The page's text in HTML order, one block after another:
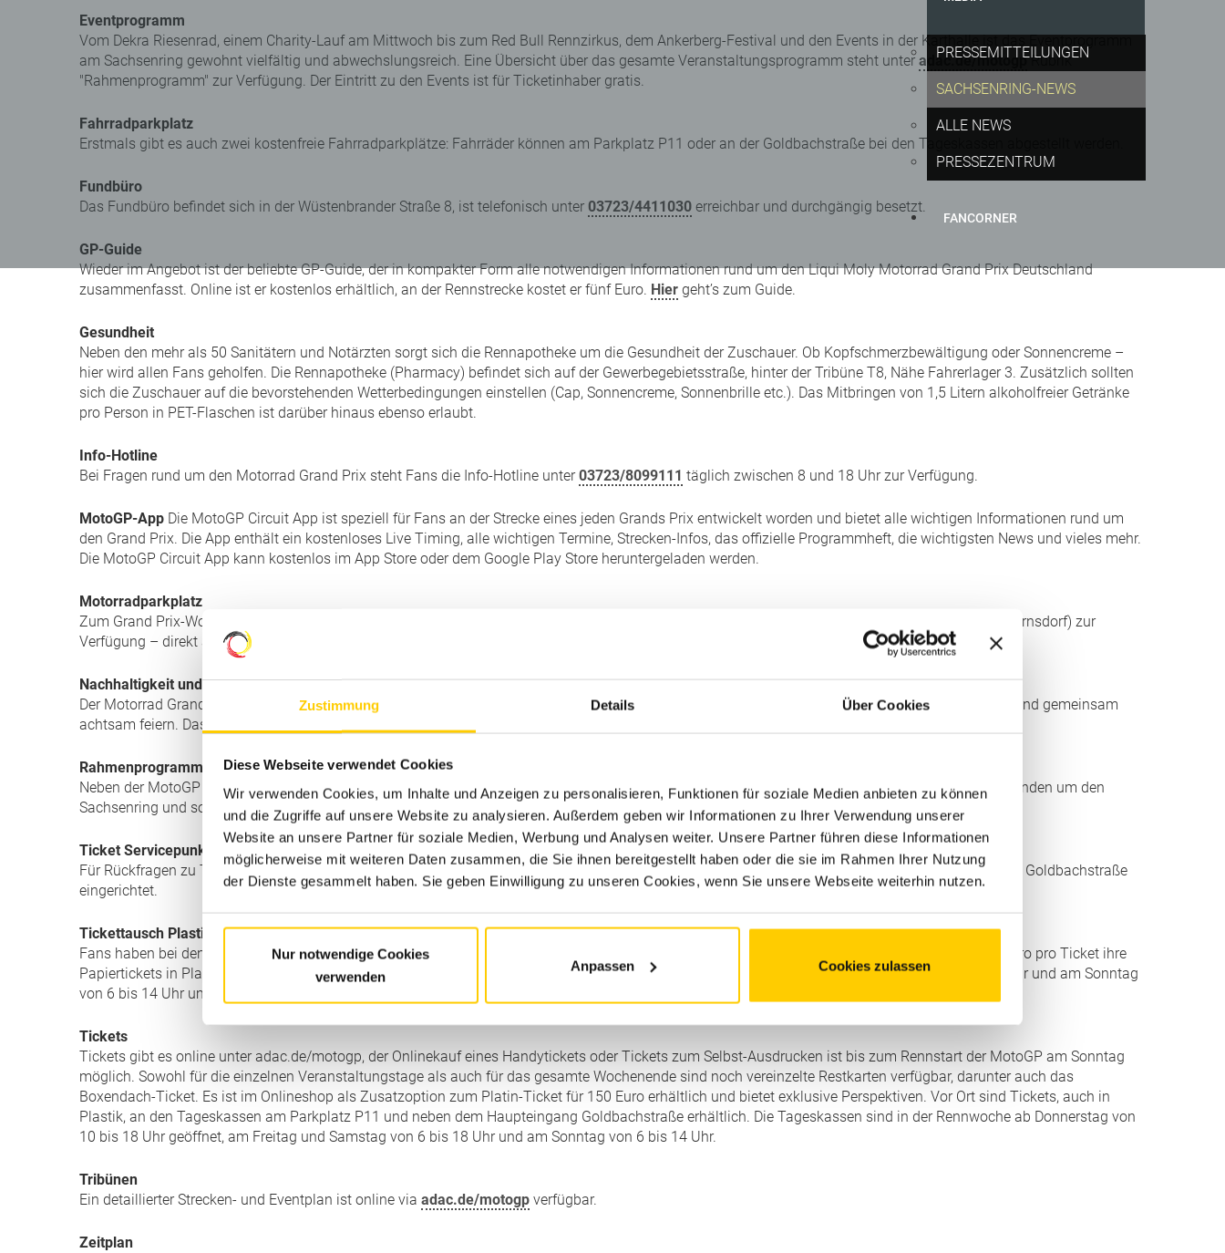
Zustimmung Details Über Cookies
Diese Webseite verwendet Cookies
Wir verwenden Cookies, um Inhalte und Anzeigen zu personalisieren, Funktionen für soziale Medien anbieten zu können
und die Zugriffe auf unsere Website zu analysieren. Außerdem geben wir Informationen zu Ihrer Verwendung unserer
Website an unsere Partner für soziale Medien, Werbung und Analysen weiter. Unsere Partner führen diese Informationen
möglicherweise mit weiteren Daten zusammen, die Sie ihnen bereitgestellt haben oder die sie im Rahmen Ihrer Nutzung
der Dienste gesammelt haben. Sie geben Einwilligung zu unseren Cookies, wenn Sie unsere Webseite weiterhin nutzen.
Nur notwendige Cookies
verwenden
Anpassen Cookies zulassen
PRESSEMITTEILUNGEN
SACHSENRING-NEWS
ALLE NEWS
PRESSEZENTRUM
FANCORNER
Eventprogramm
Vom Dekra Riesenrad, einem Charity-Lauf am Mittwoch bis zum Red Bull Rennzirkus, dem Ankerberg-Festival und den Events in der Karthalle ist das Eventprogramm
am Sachsenring gewohnt vielfältig und abwechslungsreich. Eine Übersicht über das gesamte Veranstaltungsprogramm steht unteradac.de/motogpRubrik
"Rahmenprogramm" zur Verfügung. Der Eintritt zu den Events ist für Ticketinhaber gratis.
Fahrradparkplatz
Erstmals gibt es auch zwei kostenfreie Fahrradparkplätze: Fahrräder können am Parkplatz P11 oder an der Goldbachstraße bei den Tageskassen abgestellt werden.
Fundbüro
Das Fundbüro befindet sich in der Wüstenbrander Straße 8, ist telefonisch unter 03723/4411030 erreichbar und durchgängig besetzt.
GP-Guide
Wieder im Angebot ist der beliebte GP-Guide, der in kompakter Form alle notwendigen Informationen rund um den Liqui Moly Motorrad Grand Prix Deutschland
zusammenfasst. Online ist er kostenlos erhältlich, an der Rennstrecke kostet er fünf Euro. Hier geht’s zum Guide.
Gesundheit
Neben den mehr als 50 Sanitätern und Notärzten sorgt sich die Rennapotheke um die Gesundheit der Zuschauer. Ob Kopfschmerzbewältigung oder Sonnencreme –
hier wird allen Fans geholfen. Die Rennapotheke (Pharmacy) befindet sich auf der Gewerbegebietsstraße, hinter der Tribüne T8, Nähe Fahrerlager 3. Zusätzlich sollten
sich die Zuschauer auf die bevorstehenden Wetterbedingungen einstellen (Cap, Sonnencreme, Sonnenbrille etc.). Das Mitbringen von 1,5 Litern alkoholfreier Getränke
pro Person in PET-Flaschen ist darüber hinaus ebenso erlaubt.
Info-Hotline
Bei Fragen rund um den Motorrad Grand Prix steht Fans die Info-Hotline unter03723/8099111 täglich zwischen 8 und 18 Uhr zur Verfügung.
MotoGP-App Die MotoGP Circuit App ist speziell für Fans an der Strecke eines jeden Grands Prix entwickelt worden und bietet alle wichtigen Informationen rund um
den Grand Prix. Die App enthält ein kostenloses Live Timing, alle wichtigen Termine, Strecken-Infos, das offizielle Programmheft, die wichtigsten News und vieles mehr.
Die MotoGP Circuit App kann kostenlos im App Store oder dem Google Play Store heruntergeladen werden.
Motorradparkplatz
Zum Grand Prix-Wochenende stehen Motorrädern Stellflächen auf dem offiziellen Parkplatz P3 am Autohaus Schmidt (Am Sachsenring 1, 09337 Bernsdorf) zur
Verfügung – direkt an der B180 und mit Zugang zum Sachsenring gegenüber. Parktickets sind im Vorverkauf und vor Ort erhältlich.
Nachhaltigkeit und Müllentsorgung
Der Motorrad Grand Prix Deutschland steht für Motorsport, Festivalfeeling und gelebte Verantwortung. Das heißt: Umwelt schützen, sozial handeln und gemeinsam
achtsam feiern. Das bedeutet für die Zuschauer: Mithelfen, die bereitgestellten Abfallbehälter nutzen und zur Sauberkeit beitragen.
Rahmenprogramm
Neben der MotoGP drehen am Rennwochenende auch die Moto2, die Moto3, der Red Bull MotoGP Rookies Cup und der Northern Talent Cup ihre Runden um den
Sachsenring und sorgen dabei für beste Rennaction.
Ticket Servicepunkt
Für Rückfragen zu Tickets oder für den Kauf von Tickets für Rollstuhlfahrer/Personen mit Behinderung ist ein Servicepunkt am Haupteingang an der Goldbachstraße
eingerichtet.
Tickettausch Plastiktickets
Fans haben bei den Tageskassen neben dem Haupteingang Goldbachstraße und am Parkplatz P11 die Möglichkeit, gegen eine Gebühr von fünf Euro pro Ticket ihre
Papiertickets in Plastiktickets umzutauschen. Die Tickets können am Donnerstag zwischen 10 und 18 Uhr, am Freitag und Samstag von 6 bis 18 Uhr und am Sonntag
von 6 bis 14 Uhr umgetauscht werden.
Tickets
Tickets gibt es online unter adac.de/motogp, der Onlinekauf eines Handytickets oder Tickets zum Selbst-Ausdrucken ist bis zum Rennstart der MotoGP am Sonntag
möglich. Sowohl für die einzelnen Veranstaltungstage als auch für das gesamte Wochenende sind noch vereinzelte Restkarten verfügbar, darunter auch das
Boxendach-Ticket. Es ist im Onlineshop als Zusatzoption zum Platin-Ticket für 150 Euro erhältlich und bietet exklusive Perspektiven. Vor Ort sind Tickets, auch in
Plastik, an den Tageskassen am Parkplatz P11 und neben dem Haupteingang Goldbachstraße erhältlich. Die Tageskassen sind in der Rennwoche ab Donnerstag von
10 bis 18 Uhr geöffnet, am Freitag und Samstag von 6 bis 18 Uhr und am Sonntag von 6 bis 14 Uhr.
Tribünen
Ein detaillierter Strecken- und Eventplan ist online via adac.de/motogp verfügbar.
Zeitplan